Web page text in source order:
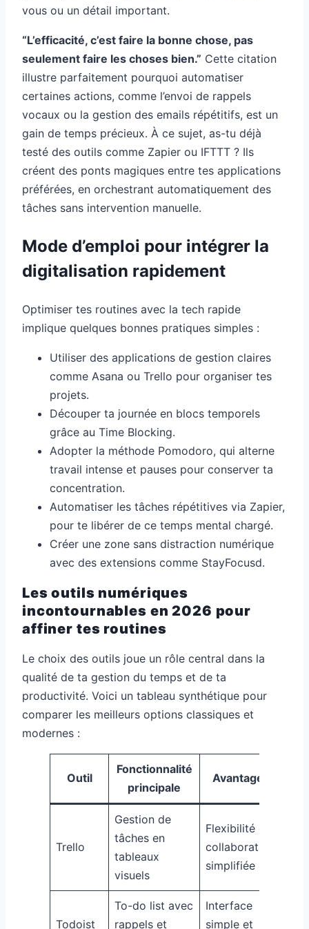
vous ou un détail important.
“L’efficacité, c’est faire la bonne chose, pas
seulement faire les choses bien.” Cette citation
illustre parfaitement pourquoi automatiser
certaines actions, comme l’envoi de rappels
vocaux ou la gestion des emails répétitifs, est un
gain de temps précieux. À ce sujet, as-tu déjà
testé des outils comme Zapier ou IFTTT ? Ils
créent des ponts magiques entre tes applications
préférées, en orchestrant automatiquement des
tâches sans intervention manuelle.
Mode d’emploi pour intégrer la
digitalisation rapidement
Optimiser tes routines avec la tech rapide
implique quelques bonnes pratiques simples :
Utiliser des applications de gestion claires
comme Asana ou Trello pour organiser tes
projets.
Découper ta journée en blocs temporels
grâce au Time Blocking.
Adopter la méthode Pomodoro, qui alterne
travail intense et pauses pour conserver ta
concentration.
Automatiser les tâches répétitives via Zapier,
pour te libérer de ce temps mental chargé.
Créer une zone sans distraction numérique
avec des extensions comme StayFocusd.
Les outils numériques
incontournables en 2026 pour
affiner tes routines
Le choix des outils joue un rôle central dans la
qualité de ta gestion du temps et de ta
productivité. Voici un tableau synthétique pour
comparer les meilleurs options classiques et
modernes :
Outil
Fonctionnalité
principale
Avantage clé
Trello
Gestion de
tâches en
tableaux
visuels
Flexibilité et
collaboration
simplifiée
Todoist
To-do list avec
rappels et
Interface
simple et